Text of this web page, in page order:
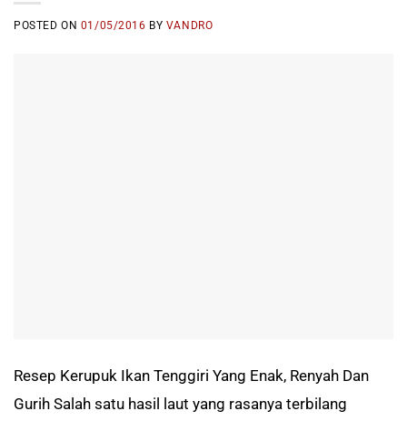
POSTED ON 01/05/2016 BY VANDRO
Resep Kerupuk Ikan Tenggiri Yang Enak, Renyah Dan
Gurih Salah satu hasil laut yang rasanya terbilang